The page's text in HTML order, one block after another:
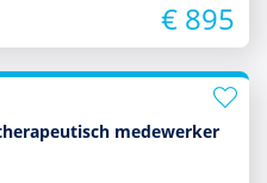
€ 895
medewerker